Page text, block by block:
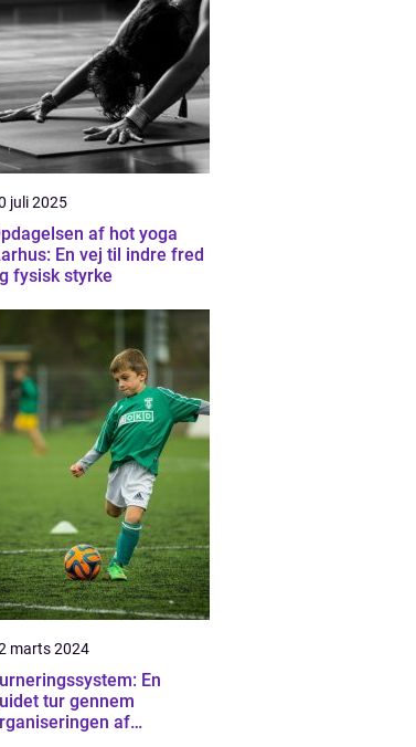
juli 2025
af hot yoga
En vej til indre fred
fysisk styrke
marts 2024
En
tur gennem
af